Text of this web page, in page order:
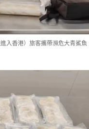
入香港）旅客攜帶瀕危大青鯊魚